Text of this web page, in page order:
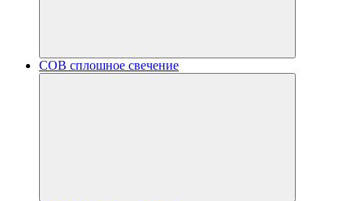
COB сплошное свечение